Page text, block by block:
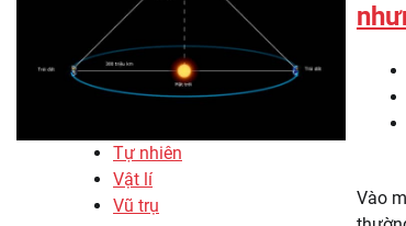
Tự nhiên
Vật lí
Vũ trụ
Vào